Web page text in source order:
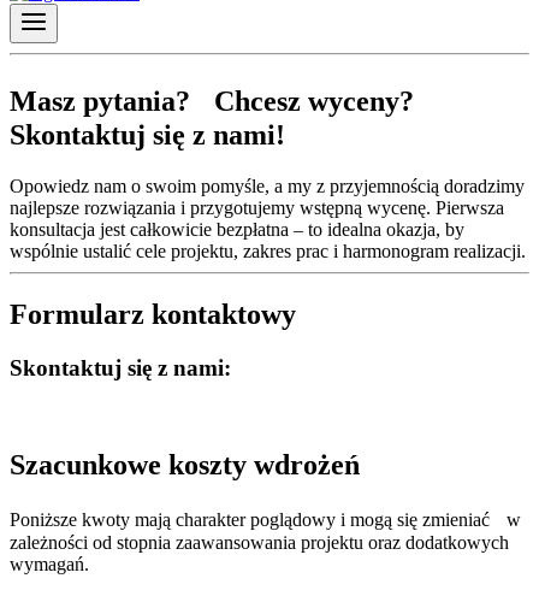
Masz pytania? Chcesz wyceny?
Skontaktuj się z nami!
Opowiedz nam o swoim pomyśle, a my z przyjemnością doradzimy
najlepsze rozwiązania i przygotujemy wstępną wycenę. Pierwsza
konsultacja jest całkowicie bezpłatna – to idealna okazja, by
wspólnie ustalić cele projektu, zakres prac i harmonogram realizacji.
Formularz kontaktowy
Skontaktuj się z nami:
Szacunkowe koszty wdrożeń
Poniższe kwoty mają charakter poglądowy i mogą się zmieniać w
zależności od stopnia zaawansowania projektu oraz dodatkowych
wymagań.